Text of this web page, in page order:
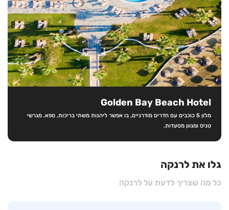
Golden Bay Beach Hotel
מלון 5 כוכבים עם חדרים מודרניים, בו אפשר ליהנות משתי בריכות, ספא, מגרשי
טניס ומגוון מסעדות.
גלו את לרנקה
כל מה שצריך לדעת על לרנקה